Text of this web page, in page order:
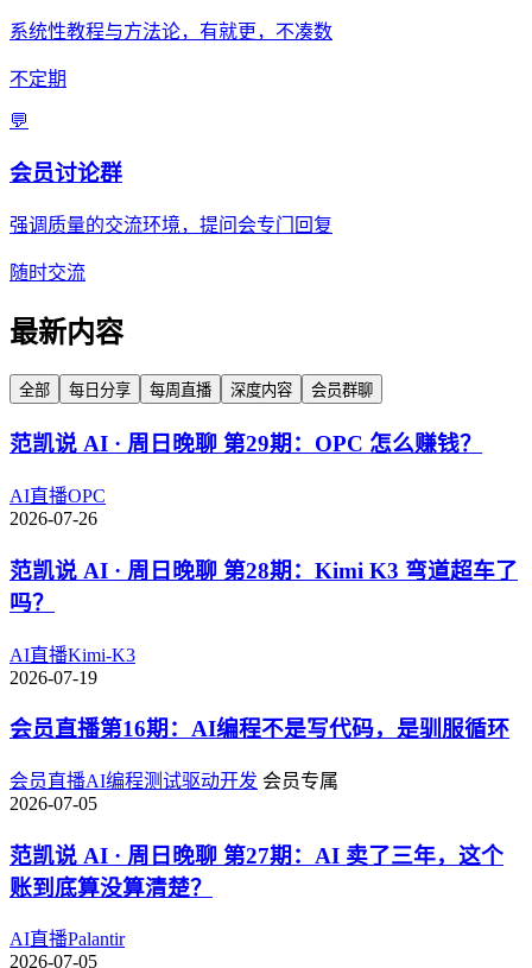
系统性教程与方法论，有就更，不凑数
不定期
💬
会员讨论群
强调质量的交流环境，提问会专门回复
随时交流
最新内容
全部 每日分享 每周直播 深度内容 会员群聊
范凯说 AI · 周日晚聊 第29期：OPC 怎么赚钱？
AI直播OPC
2026-07-26
范凯说 AI · 周日晚聊 第28期：Kimi K3 弯道超车了
吗？
AI直播Kimi-K3
2026-07-19
会员直播第16期：AI编程不是写代码，是驯服循环
会员直播AI编程测试驱动开发 会员专属
2026-07-05
范凯说 AI · 周日晚聊 第27期：AI 卖了三年，这个
账到底算没算清楚？
AI直播Palantir
2026-07-05